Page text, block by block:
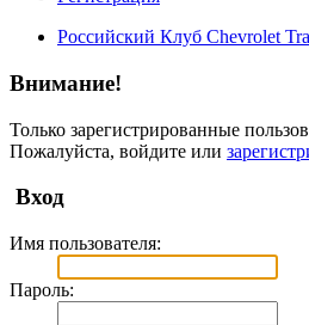
Российский Клуб Chevrolet
Внимание!
Только зарегистрированные
Пожалуйста, войдите или
Вход
Имя пользователя:
Пароль: